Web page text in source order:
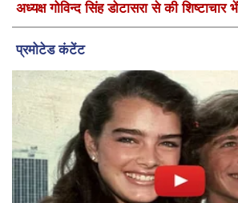
अध्यक्ष गोविन्द सिंह डोटासरा से की शिष्टाचार